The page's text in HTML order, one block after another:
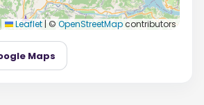
Leaflet | © OpenStreetMapcontributors
Maps